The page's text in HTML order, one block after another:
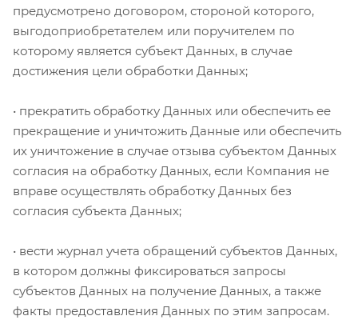
предусмотрено договором, стороной которого,
выгодоприобретателем или поручителем по
которому является субъект Данных, в случае
достижения цели обработки Данных;
• прекратить обработку Данных или обеспечить ее
прекращение и уничтожить Данные или обеспечить
их уничтожение в случае отзыва субъектом Данных
согласия на обработку Данных, если Компания не
вправе осуществлять обработку Данных без
согласия субъекта Данных;
• вести журнал учета обращений субъектов Данных,
в котором должны фиксироваться запросы
субъектов Данных на получение Данных, а также
факты предоставления Данных по этим запросам.